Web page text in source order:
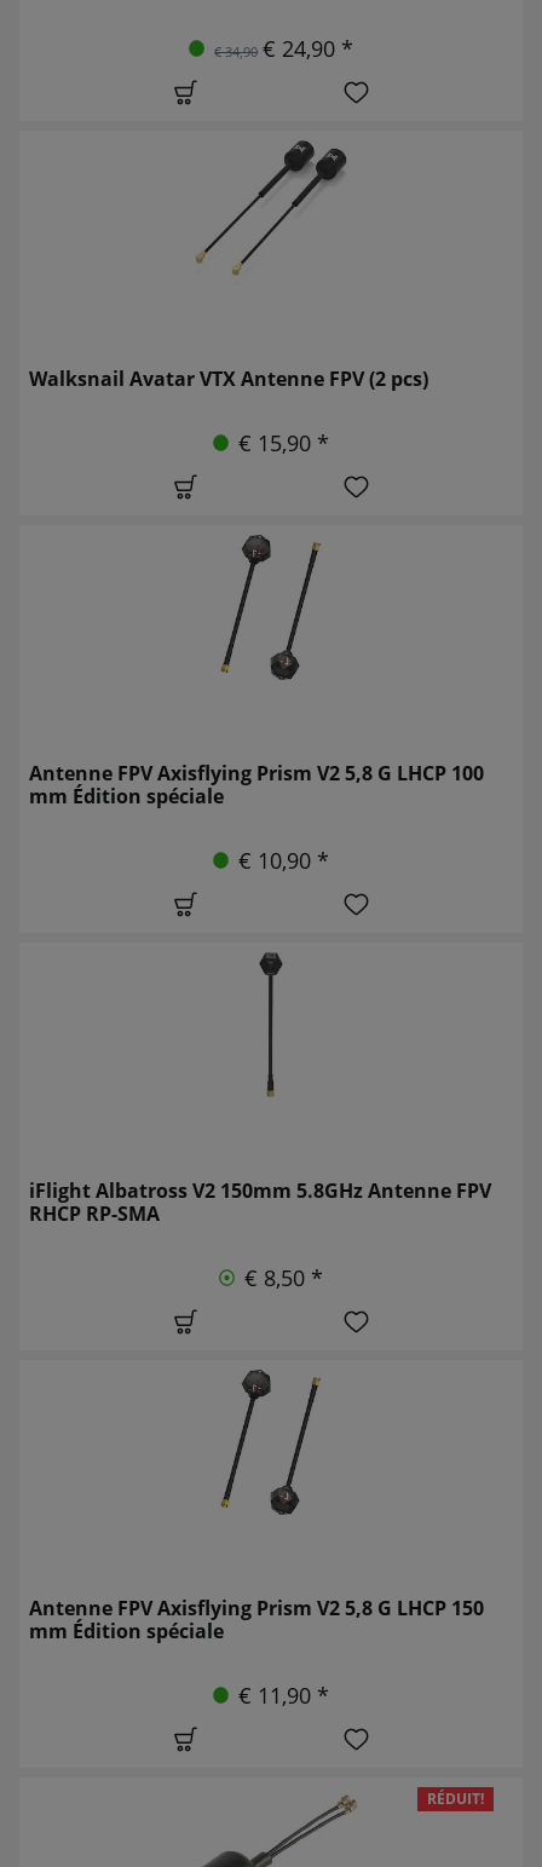
€ 34,90 € 24,90 *
Walksnail Avatar VTX Antenne FPV (2 pcs)
€ 15,90 *
Antenne FPV Axisflying Prism V2 5,8 G LHCP 100
mm Édition spéciale
€ 10,90 *
iFlight Albatross V2 150mm 5.8GHz Antenne FPV
RHCP RP-SMA
€ 8,50 *
Antenne FPV Axisflying Prism V2 5,8 G LHCP 150
mm Édition spéciale
€ 11,90 *
RÉDUIT!